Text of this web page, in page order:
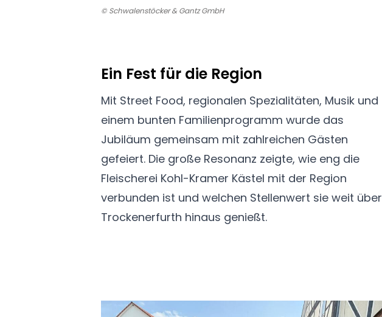
© Schwalenstöcker & Gantz GmbH
Ein Fest für die Region
Mit Street Food, regionalen Spezialitäten, Musik und
einem bunten Familienprogramm wurde das
Jubiläum gemeinsam mit zahlreichen Gästen
gefeiert. Die große Resonanz zeigte, wie eng die
Fleischerei Kohl-Kramer Kästel mit der Region
verbunden ist und welchen Stellenwert sie weit über
Trockenerfurth hinaus genießt.